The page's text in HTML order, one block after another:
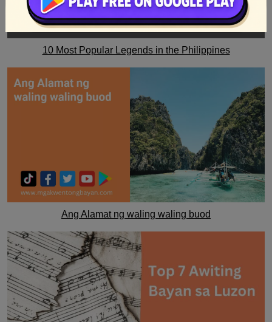
10 Most Popular Legends in the Philippines
Ang Alamat ng waling waling buod